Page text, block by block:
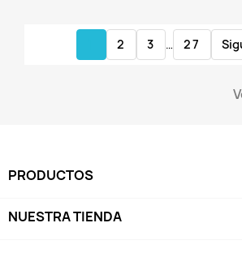
2 3 … 27
PRODUCTOS
NUESTRA TIENDA